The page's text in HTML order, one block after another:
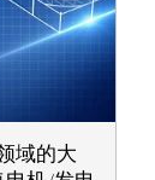
域的大